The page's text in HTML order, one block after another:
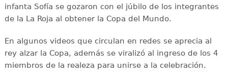
infanta Sofía se gozaron con el júbilo de los integrantes
de la La Roja al obtener la Copa del Mundo.
En algunos videos que circulan en redes se aprecia al
rey alzar la Copa, además se viralizó al ingreso de los 4
miembros de la realeza para unirse a la celebración.